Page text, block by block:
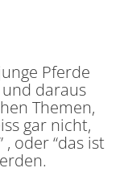
Pferde
daraus
Themen,
gar nicht,
oder “das ist